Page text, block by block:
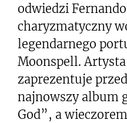
odwiedzi
charyzmatyczny
legendarnego
Moonspell.
zaprezentuje
najnowszy album
God”, a